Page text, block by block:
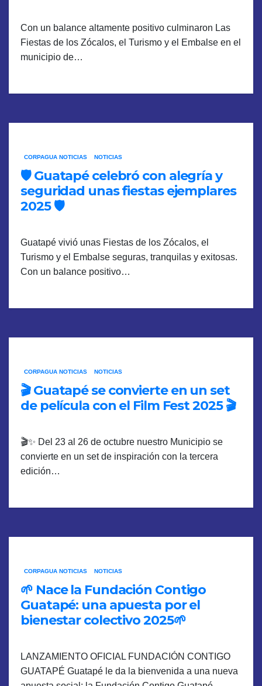
Con un balance altamente positivo culminaron Las
Fiestas de los Zócalos, el Turismo y el Embalse en el
municipio de…
CORPAGUA NOTICIAS NOTICIAS
🛡️ Guatapé celebró con alegría y
seguridad unas fiestas ejemplares
2025 🛡️
Guatapé vivió unas Fiestas de los Zócalos, el
Turismo y el Embalse seguras, tranquilas y exitosas.
Con un balance positivo…
CORPAGUA NOTICIAS NOTICIAS
🎬 Guatapé se convierte en un set
de película con el Film Fest 2025 🎬
🎬✨ Del 23 al 26 de octubre nuestro Municipio se
convierte en un set de inspiración con la tercera
edición…
CORPAGUA NOTICIAS NOTICIAS
🌱 Nace la Fundación Contigo
Guatapé: una apuesta por el
bienestar colectivo 2025🌱
LANZAMIENTO OFICIAL FUNDACIÓN CONTIGO
GUATAPÉ Guatapé le da la bienvenida a una nueva